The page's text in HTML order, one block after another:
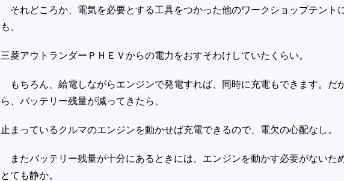
それどころか、電気を必要とする工具をつかった他のワークショップテント
も、
三菱アウトランダーＰＨＥＶからの電力をおすそわけしていたくらい。
もちろん、給電しながらエンジンで発電すれば、同時に充電もできます。だ
ら、バッテリー残量が減ってきたら、
止まっているクルマのエンジンを動かせば充電できるので、電欠の心配なし。
またバッテリー残量が十分にあるときには、エンジンを動かす必要がないため
とても静か。